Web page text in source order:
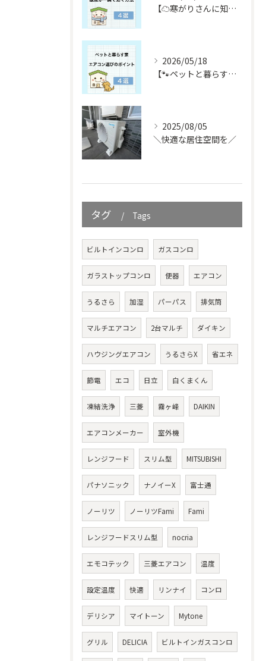
【☁️寒がりさんに知ってほしい☁️】
2026/05/18
【🐾ペットと暮らす皆さん必見🐾】
2025/08/05
＼快適な居住空間を／
タグ Tags
ビルトインコンロ ガスコンロ
ガラストップコンロ 便器 エアコン
うるさら 加湿 パーパス 排気筒
マルチエアコン 2台マルチ ダイキン
ハウジングエアコン うるさらX 省エネ
節電 エコ 日立 白くまくん
凍結洗浄 三菱 霧ヶ峰 DAIKIN
エアコンメーカー 室外機
レンジフード スリム型 MITSUBISHI
パナソニック ナノイーX 富士通
ノーリツ ノーリツFami Fami
レンジフードスリム型 nocria
エモコテック 三菱エアコン 温度
設定温度 快適 リンナイ コンロ
デリシア マイトーン Mytone
グリル DELICIA ビルトインガスコンロ